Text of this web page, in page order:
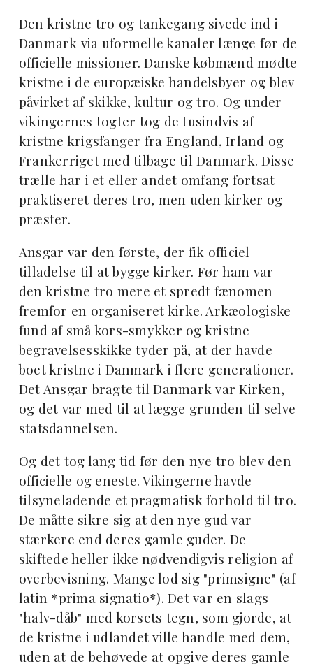
Den kristne tro og tankegang sivede ind i
Danmark via uformelle kanaler længe før de
officielle missioner. Danske købmænd mødte
kristne i de europæiske handelsbyer og blev
påvirket af skikke, kultur og tro. Og under
vikingernes togter tog de tusindvis af
kristne krigsfanger fra England, Irland og
Frankerriget med tilbage til Danmark. Disse
trælle har i et eller andet omfang fortsat
praktiseret deres tro, men uden kirker og
præster.
Ansgar var den første, der fik officiel
tilladelse til at bygge kirker. Før ham var
den kristne tro mere et spredt fænomen
fremfor en organiseret kirke. Arkæologiske
fund af små kors-smykker og kristne
begravelsesskikke tyder på, at der havde
boet kristne i Danmark i flere generationer.
Det Ansgar bragte til Danmark var Kirken,
og det var med til at lægge grunden til selve
statsdannelsen.
Og det tog lang tid før den nye tro blev den
officielle og eneste. Vikingerne havde
tilsyneladende et pragmatisk forhold til tro.
De måtte sikre sig at den nye gud var
stærkere end deres gamle guder. De
skiftede heller ikke nødvendigvis religion af
overbevisning. Mange lod sig "primsigne" (af
latin *prima signatio*). Det var en slags
"halv-dåb" med korsets tegn, som gjorde, at
de kristne i udlandet ville handle med dem,
uden at de behøvede at opgive deres gamle